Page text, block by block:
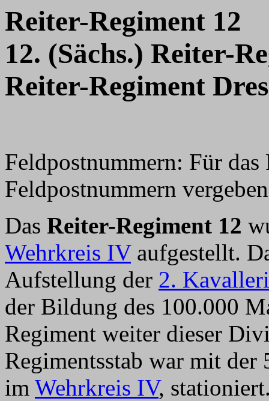
Reiter-Regiment 12
12. (Sächs.) Reiter-
Reiter-Regiment
Feldpostnummern: Für
Feldpostnummern
Das Reiter-Regiment 12
Wehrkreis IVaufgestellt.
Aufstellung der 2.
der Bildung des 100.000
Regiment weiter dieser
Regimentsstab war mit
im Wehrkreis IV,